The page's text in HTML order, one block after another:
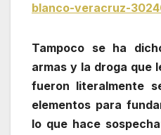
blanco-veracruz-
Tampoco se ha
armas y la droga que
fueron literalmente
elementos para
lo que hace